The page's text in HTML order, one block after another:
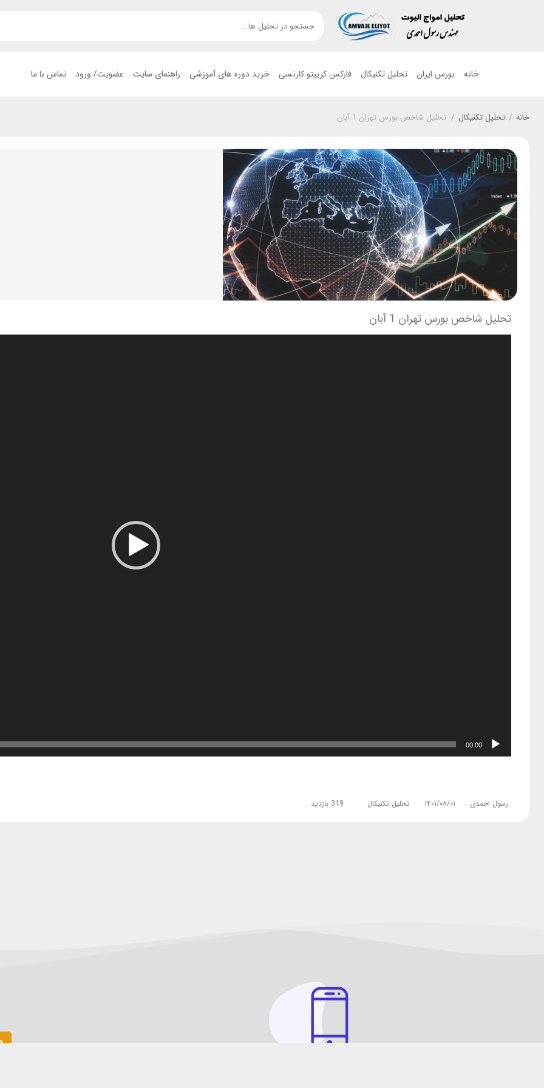
خانه بورس ایران تحلیل تکنیکال فارکس کریپتو کارنسی خرید دوره های آموزشی راهنمای سایت عضویت/ ورود تماس با ما
خانه / تحلیل تکنیکال / تحلیل شاخص بورس تهران 1 آبان
تحلیل شاخص بورس تهران 1 آبان
00:00
رسول احمدی ۱۴۰۱/۰۸/۰۱ تحلیل تکنیکال 319 بازدید